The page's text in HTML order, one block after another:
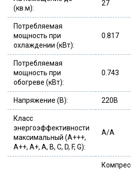
(кв.м):
27
Потребляемая
мощность при
охлаждении (кВт):
0.817
Потребляемая
мощность при
обогреве (кВт):
0.743
Напряжение (В): 220В
Класс
энергоэффективности
максимальный (A+++,
A++, A+, A, B, C, D, F, G):
A/A